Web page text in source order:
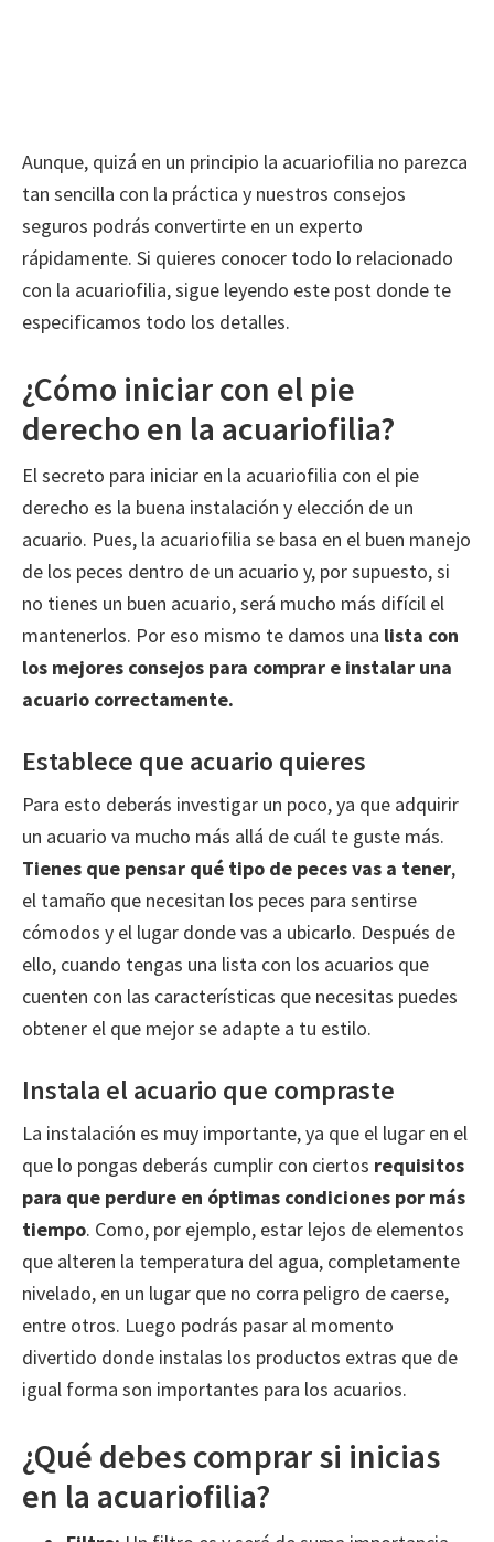
Aunque, quizá en un principio la acuariofilia no parezca
tan sencilla con la práctica y nuestros consejos
seguros podrás convertirte en un experto
rápidamente. Si quieres conocer todo lo relacionado
con la acuariofilia, sigue leyendo este post donde te
especificamos todo los detalles.
¿Cómo iniciar con el pie
derecho en la acuariofilia?
El secreto para iniciar en la acuariofilia con el pie
derecho es la buena instalación y elección de un
acuario. Pues, la acuariofilia se basa en el buen manejo
de los peces dentro de un acuario y, por supuesto, si
no tienes un buen acuario, será mucho más difícil el
mantenerlos. Por eso mismo te damos una lista con
los mejores consejos para comprar e instalar una
acuario correctamente.
Establece que acuario quieres
Para esto deberás investigar un poco, ya que adquirir
un acuario va mucho más allá de cuál te guste más.
Tienes que pensar qué tipo de peces vas a tener,
el tamaño que necesitan los peces para sentirse
cómodos y el lugar donde vas a ubicarlo. Después de
ello, cuando tengas una lista con los acuarios que
cuenten con las características que necesitas puedes
obtener el que mejor se adapte a tu estilo.
Instala el acuario que compraste
La instalación es muy importante, ya que el lugar en el
que lo pongas deberás cumplir con ciertos requisitos
para que perdure en óptimas condiciones por más
tiempo. Como, por ejemplo, estar lejos de elementos
que alteren la temperatura del agua, completamente
nivelado, en un lugar que no corra peligro de caerse,
entre otros. Luego podrás pasar al momento
divertido donde instalas los productos extras que de
igual forma son importantes para los acuarios.
¿Qué debes comprar si inicias
en la acuariofilia?